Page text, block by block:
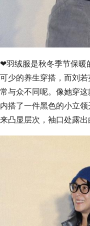
❤羽绒服是秋冬季节保暖
可少的养生穿搭，而刘
常与众不同呢。像她穿
内搭了一件黑色的小立
来凸显层次，袖口处露出